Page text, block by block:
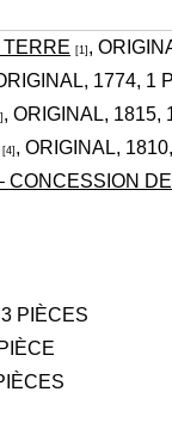
TERRE [1] ,
1774, 1
, ORIGINAL, 1815,
[4] , ORIGINAL,
CONCESSION
PIÈCES